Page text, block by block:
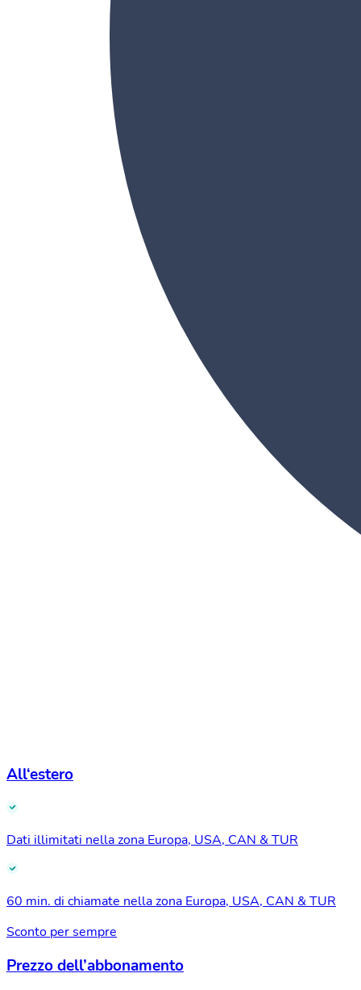
All‘estero
Dati illimitati nella zona Europa, USA, CAN & TUR
60 min. di chiamate nella zona Europa, USA, CAN & TUR
Sconto per sempre
Prezzo dell’abbonamento